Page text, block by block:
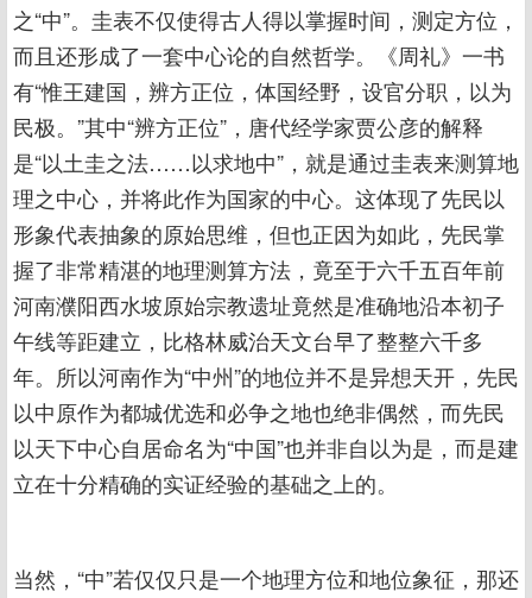
之“中”。圭表不仅使得古人得以掌握时间，测定方位，
而且还形成了一套中心论的自然哲学。《周礼》一书
有“惟王建国，辨方正位，体国经野，设官分职，以为
民极。”其中“辨方正位”，唐代经学家贾公彦的解释
是“以土圭之法……以求地中”，就是通过圭表来测算地
理之中心，并将此作为国家的中心。这体现了先民以
形象代表抽象的原始思维，但也正因为如此，先民掌
握了非常精湛的地理测算方法，竟至于六千五百年前
河南濮阳西水坡原始宗教遗址竟然是准确地沿本初子
午线等距建立，比格林威治天文台早了整整六千多
年。所以河南作为“中州”的地位并不是异想天开，先民
以中原作为都城优选和必争之地也绝非偶然，而先民
以天下中心自居命名为“中国”也并非自以为是，而是建
立在十分精确的实证经验的基础之上的。
当然，“中”若仅仅只是一个地理方位和地位象征，那还